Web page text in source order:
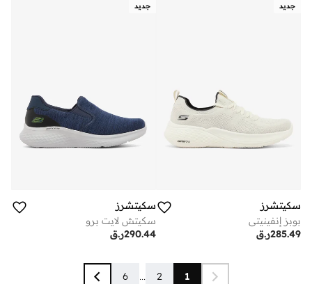
جديد
سكيتشرز
بوبز إنفينيتي
ر.ق285.49
جديد
سكيتشرز
سكيتش لايت برو
ر.ق290.44
1
2
...
6